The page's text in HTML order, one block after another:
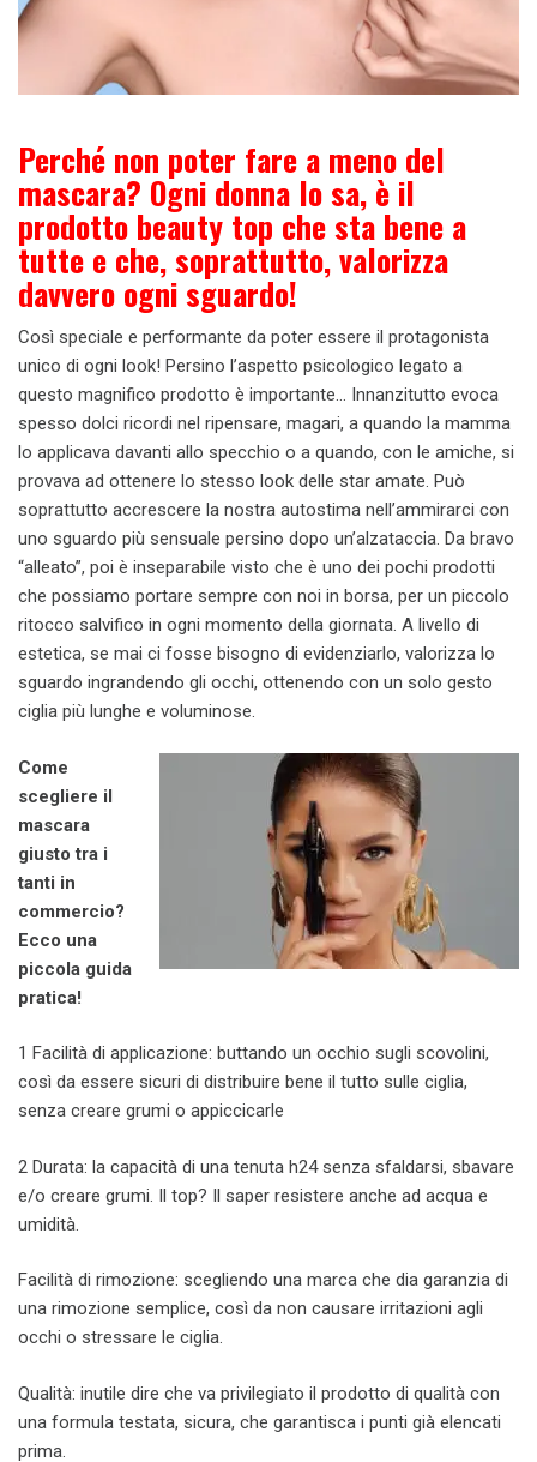
Perché non poter fare a meno del
mascara? Ogni donna lo sa, è il
prodotto beauty top che sta bene a
tutte e che, soprattutto, valorizza
davvero ogni sguardo!
Così speciale e performante da poter essere il protagonista
unico di ogni look! Persino l’aspetto psicologico legato a
questo magnifico prodotto è importante… Innanzitutto evoca
spesso dolci ricordi nel ripensare, magari, a quando la mamma
lo applicava davanti allo specchio o a quando, con le amiche, si
provava ad ottenere lo stesso look delle star amate. Può
soprattutto accrescere la nostra autostima nell’ammirarci con
uno sguardo più sensuale persino dopo un’alzataccia. Da bravo
“alleato”, poi è inseparabile visto che è uno dei pochi prodotti
che possiamo portare sempre con noi in borsa, per un piccolo
ritocco salvifico in ogni momento della giornata. A livello di
estetica, se mai ci fosse bisogno di evidenziarlo, valorizza lo
sguardo ingrandendo gli occhi, ottenendo con un solo gesto
ciglia più lunghe e voluminose.
Come
scegliere il
mascara
giusto tra i
tanti in
commercio?
Ecco una
piccola guida
pratica!
1 Facilità di applicazione: buttando un occhio sugli scovolini,
così da essere sicuri di distribuire bene il tutto sulle ciglia,
senza creare grumi o appiccicarle
2 Durata: la capacità di una tenuta h24 senza sfaldarsi, sbavare
e/o creare grumi. Il top? Il saper resistere anche ad acqua e
umidità.
Facilità di rimozione: scegliendo una marca che dia garanzia di
una rimozione semplice, così da non causare irritazioni agli
occhi o stressare le ciglia.
Qualità: inutile dire che va privilegiato il prodotto di qualità con
una formula testata, sicura, che garantisca i punti già elencati
prima.